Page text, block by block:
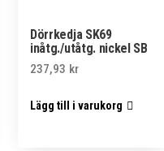
Dörrkedja SK69
inåtg./utåtg. nickel SB
237,93 kr
Lägg till i varukorg